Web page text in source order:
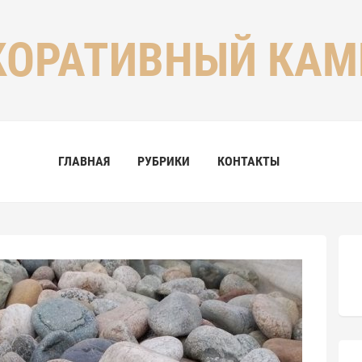
ГЛАВНАЯ РУБРИКИ КОНТАКТЫ